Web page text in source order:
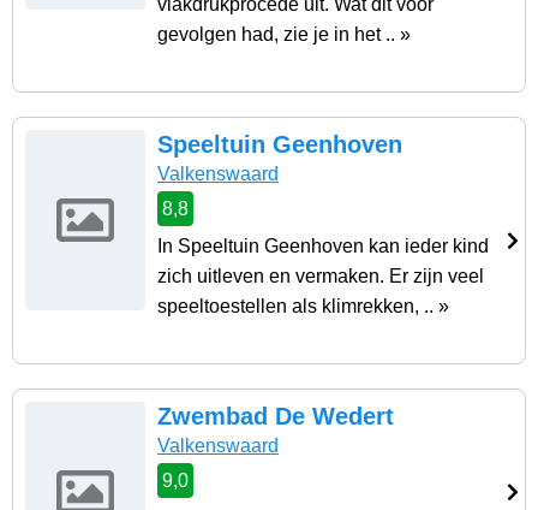
vlakdrukprocedé uit. Wat dit voor
gevolgen had, zie je in het .. »
Speeltuin Geenhoven
Valkenswaard
8,8
In Speeltuin Geenhoven kan ieder kind
zich uitleven en vermaken. Er zijn veel
speeltoestellen als klimrekken, .. »
Zwembad De Wedert
Valkenswaard
9,0